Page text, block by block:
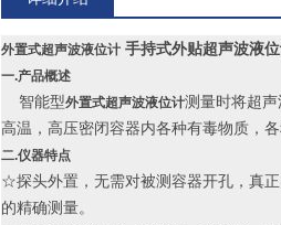
外置式超声波液位计 手持式外贴超声波液
一.产品概述
智能型外置式超声波液位计测量时将超
高温，高压密闭容器内各种有毒物质，
二.仪器特点
☆探头外置，无需对被测容器开孔，真
的精确测量。